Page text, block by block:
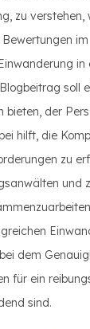
zu verstehen,
im
in
soll
bieten, der
hilft, die
zu
und
dem
für ein
sind.